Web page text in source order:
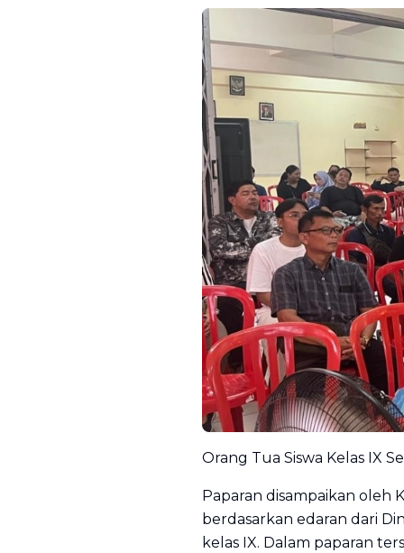
Orang Tua Siswa Kelas IX
Paparan disampaikan oleh
berdasarkan edaran dari
kelas IX. Dalam paparan